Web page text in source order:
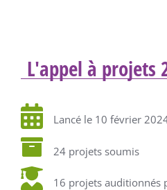
L'appel à projets
Lancé le 10 février
24 projets soumis
16 projets auditionnés